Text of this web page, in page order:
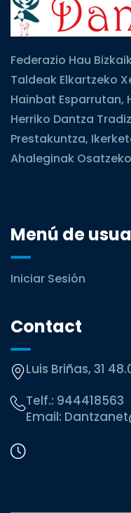
Federazio Hau
Taldeak Elkartzeko
Hainbat Esparrutan,
Herriko Dantza
Prestakuntza,
Ahaleginak
Menú de
Iniciar Sesión
Contact
Luis Briñas, 31
Telf.: 944418563
Email: